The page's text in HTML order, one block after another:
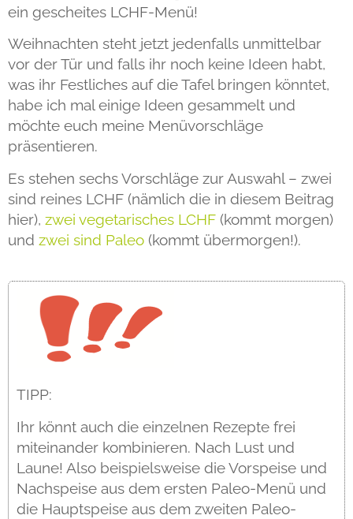
ein gescheites LCHF-Menü!
Weihnachten steht jetzt jedenfalls unmittelbar
vor der Tür und falls ihr noch keine Ideen habt,
was ihr Festliches auf die Tafel bringen könntet,
habe ich mal einige Ideen gesammelt und
möchte euch meine Menüvorschläge
präsentieren.
Es stehen sechs Vorschläge zur Auswahl – zwei
sind reines LCHF (nämlich die in diesem Beitrag
hier), zwei vegetarisches LCHF (kommt morgen)
und zwei sind Paleo (kommt übermorgen!).
TIPP:
Ihr könnt auch die einzelnen Rezepte frei
miteinander kombinieren. Nach Lust und
Laune! Also beispielsweise die Vorspeise und
Nachspeise aus dem ersten Paleo-Menü und
die Hauptspeise aus dem zweiten Paleo-